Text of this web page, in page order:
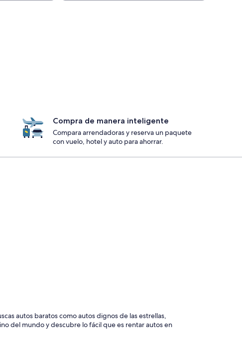
Compra de manera inteligente
Compara arrendadoras y reserva un paquete
con vuelo, hotel y auto para ahorrar.
autos baratos como autos dignos de las estrellas,
del mundo y descubre lo fácil que es rentar autos en